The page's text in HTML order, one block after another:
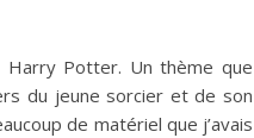
Potter. Un thème que
du jeune sorcier et de son
de matériel que j’avais